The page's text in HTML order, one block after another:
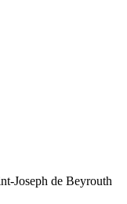
Joseph de Beyrouth